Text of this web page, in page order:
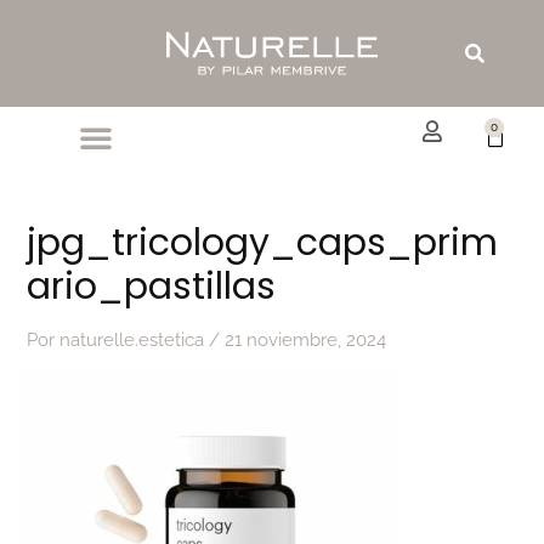
Buscar
0
jpg_tricology_caps_prim
ario_pastillas
Por naturelle.estetica / 21 noviembre, 2024